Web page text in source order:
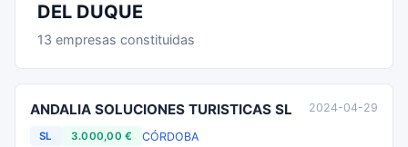
DEL DUQUE
13 empresas constituidas
ANDALIA SOLUCIONES TURISTICAS SL
SL 3.000,00 €
CÓRDOBA
2024-04-29